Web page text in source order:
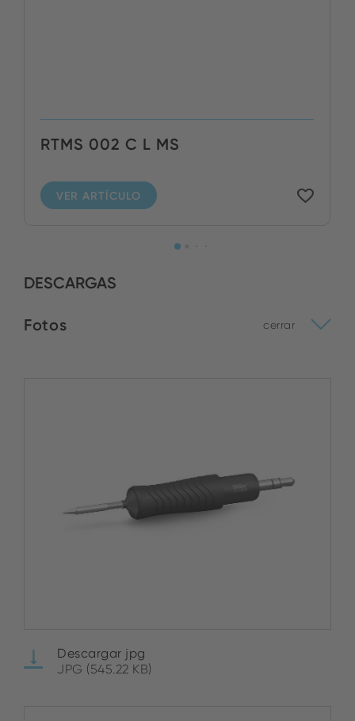
RTMS 002 C L MS
VER ARTÍCULO
DESCARGAS
Fotos cerrar
Descargar jpg
JPG (545.22 KB)